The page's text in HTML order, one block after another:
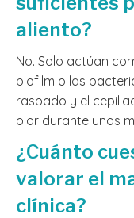
aliento?
No. Solo actúan
biofilm o las
raspado y el
olor durante unos
¿Cuánto
valorar el
clínica?